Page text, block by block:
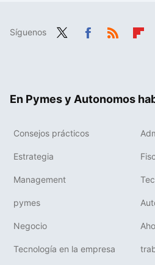
Síguenos
En Pymes y Autonomos
Consejos prácticos
Estrategia
Management
pymes
Negocio
Tecnología en la empresa